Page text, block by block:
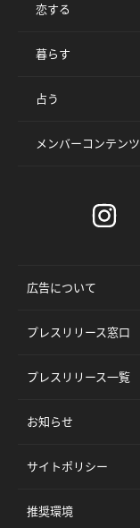
恋する
暮らす
占う
メンバーコンテンツ
広告について
プレスリリース窓口
プレスリリース一覧
お知らせ
サイトポリシー
推奨環境